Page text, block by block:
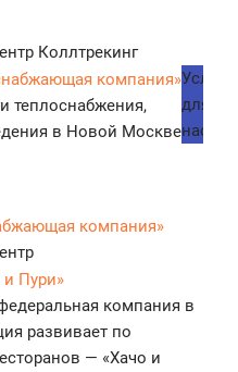
Коллтрекинг
Услуги
для
теплоснабжения,
в Новой Москве и
компания»
компания в
развивает по
— «Хачо и